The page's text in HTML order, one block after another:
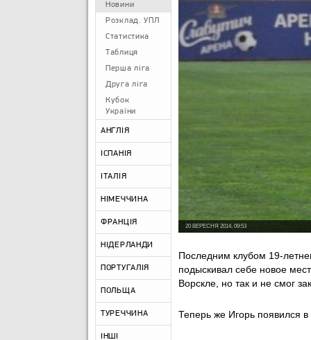
Новини
Розклад. УПЛ
Статистика
Таблиця
Перша ліга
Друга ліга
Кубок
України
АНГЛІЯ
ІСПАНІЯ
ІТАЛІЯ
НІМЕЧЧИНА
ФРАНЦІЯ
НІДЕРЛАНДИ
ПОРТУГАЛІЯ
ПОЛЬЩА
ТУРЕЧЧИНА
ІНШІ
20 ВЕРЕСНЯ 2014, 09:53
Последним клубом 19-
подыскивал себе новое
Ворскле, но так и не смог
Теперь же Игорь появился